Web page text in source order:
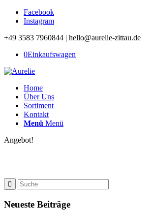
Facebook
Instagram
+49 3583 7960844 | hello@aurelie-zittau.de
0Einkaufswagen
Home
Über Uns
Sortiment
Kontakt
Menü Menü
Angebot!
Neueste Beiträge